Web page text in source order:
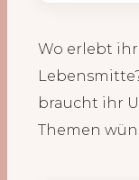
Wo erlebt
braucht ihr
Themen